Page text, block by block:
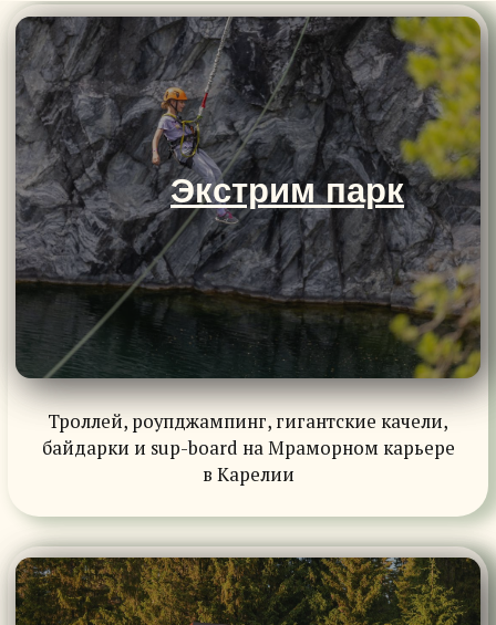
Троллей, роупджампинг, гигантские качели,
байдарки и sup-board на Мраморном карьере
в Карелии
Экстрим парк
Гостевые дома, палаточный кемпинг и байдарки
посреди карельского леса в 5 км от Мраморного
Карьера
Хутор Ёлки